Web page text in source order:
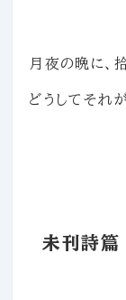
月夜の晩に、
どうしてそれ
未刊詩